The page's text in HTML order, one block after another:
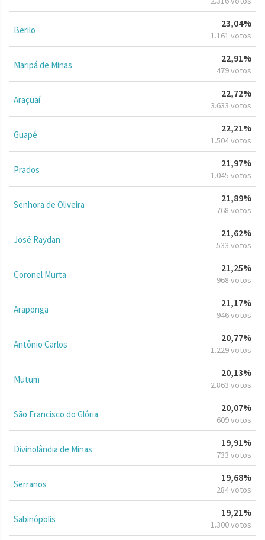
Berilo
23,04%
1.161 votos
Maripá de Minas
22,91%
479 votos
Araçuaí
22,72%
3.633 votos
Guapé
22,21%
1.504 votos
Prados
21,97%
1.045 votos
Senhora de Oliveira
21,89%
768 votos
José Raydan
21,62%
533 votos
Coronel Murta
21,25%
968 votos
Araponga
21,17%
946 votos
Antônio Carlos
20,77%
1.229 votos
Mutum
20,13%
2.863 votos
São Francisco do Glória
20,07%
609 votos
Divinolândia de Minas
19,91%
733 votos
Serranos
19,68%
284 votos
Sabinópolis
19,21%
1.300 votos